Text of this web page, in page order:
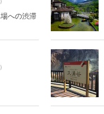
への渋滞